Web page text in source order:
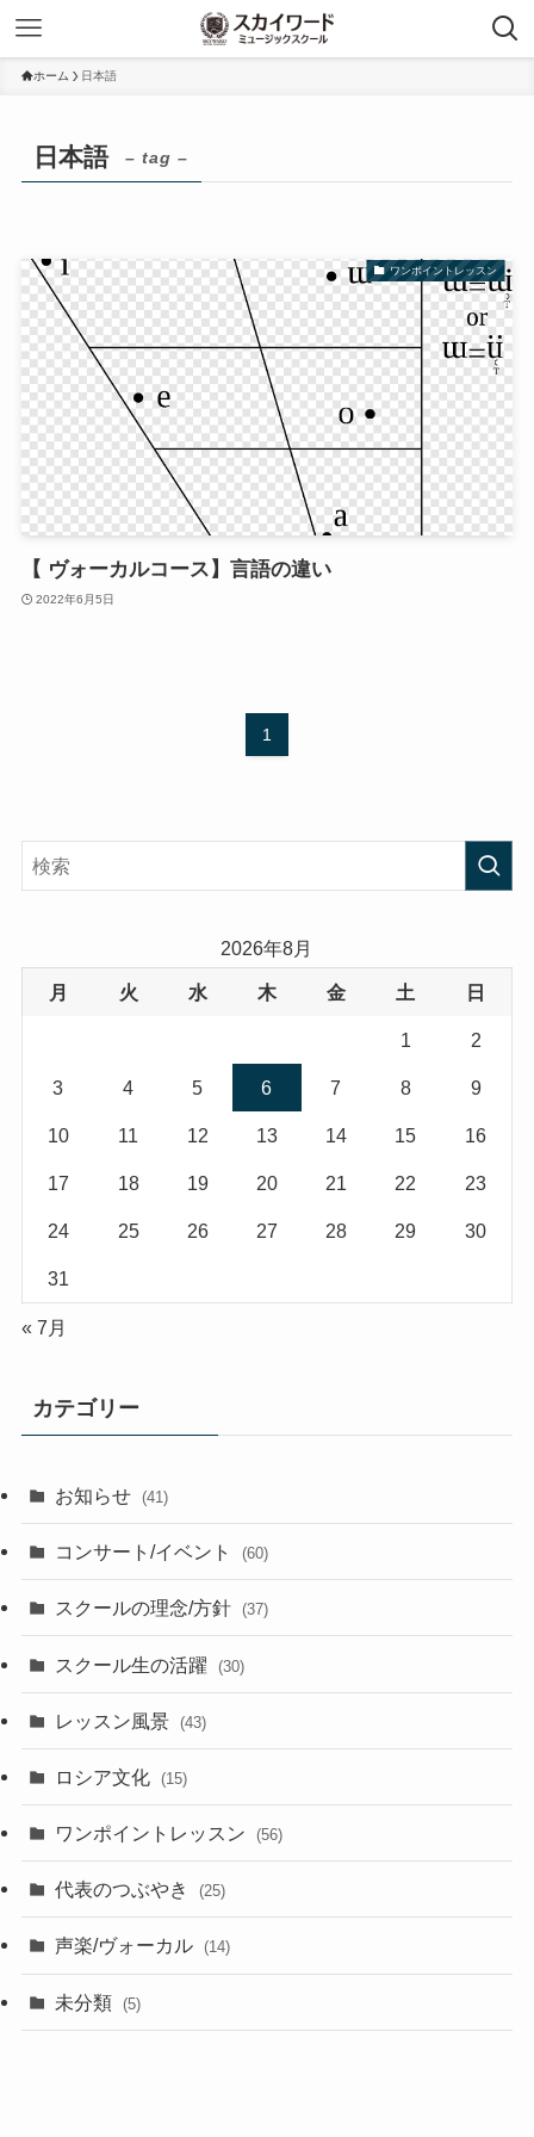
ホーム 日本語
日本語 – tag –
ワンポイントレッスン
【 ヴォーカルコース】言語の違い
2022年6月5日
1
2026年8月
月 火 水 木 金 土 日
1 2
3 4 5 6 7 8 9
10 11 12 13 14 15 16
17 18 19 20 21 22 23
24 25 26 27 28 29 30
31
« 7月
カテゴリー
お知らせ (41)
コンサート/イベント (60)
スクールの理念/方針 (37)
スクール生の活躍 (30)
レッスン風景 (43)
ロシア文化 (15)
ワンポイントレッスン (56)
代表のつぶやき (25)
声楽/ヴォーカル (14)
未分類 (5)